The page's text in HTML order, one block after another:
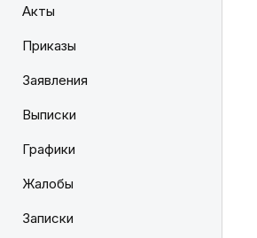
Акты
Приказы
Заявления
Выписки
Графики
Жалобы
Записки